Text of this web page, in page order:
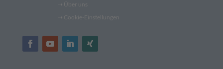
➝ Über uns
➝ Cookie-Einstellungen